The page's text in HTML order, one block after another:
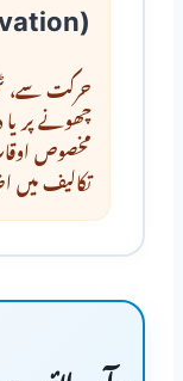
(Aggravation)
حرکت سے،
چھونے پر
مخصوص
تکالیف میں